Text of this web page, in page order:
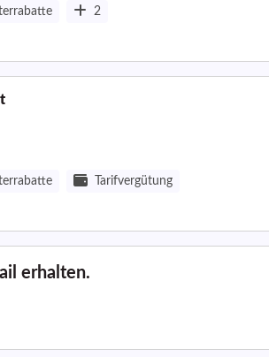
2
Tarifvergütung
erhalten.